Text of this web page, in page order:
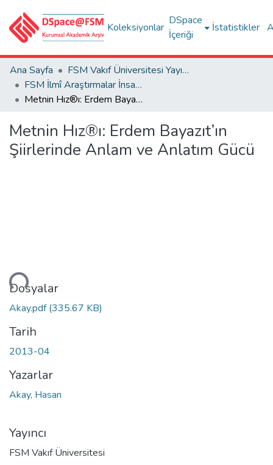
Koleksiyonlar
DSpace
İçeriği
İstatistikler
Ana Sayfa
FSM Vakıf Üniversitesi Yayınları / Publications of FSM Vakif University
FSM İlmî Araştırmalar İnsan ve Toplum Bilimleri Dergisi
Metnin Hız®ı: Erdem Bayazıt’ın Şiirlerinde Anlam ve Anlatım Gücü
Metnin Hız®ı: Erdem Bayazıt’ın
Şiirlerinde Anlam ve Anlatım Gücü
Dosyalar
Akay.pdf(335.67 KB)
Tarih
2013-04
Yazarlar
Akay, Hasan
Yayıncı
FSM Vakıf Üniversitesi